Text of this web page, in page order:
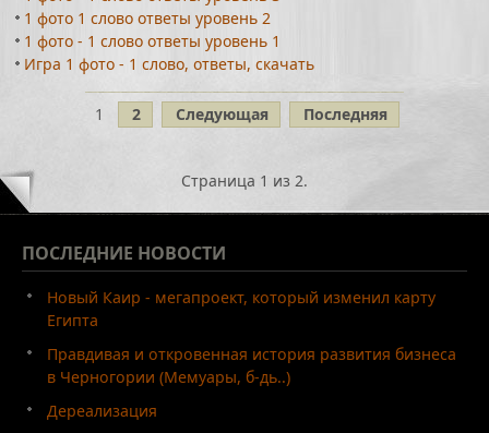
1 фото 1 слово ответы уровень 2
1 фото - 1 слово ответы уровень 1
Игра 1 фото - 1 слово, ответы, скачать
1 2 Следующая Последняя
Страница 1 из 2.
ПОСЛЕДНИЕ НОВОСТИ
Новый Каир - мегапроект, который изменил карту
Египта
Правдивая и откровенная история развития бизнеса
в Черногории (Мемуары, б-дь..)
Дереализация